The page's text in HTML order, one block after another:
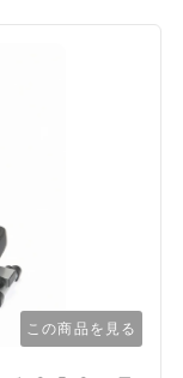
この商品を見る